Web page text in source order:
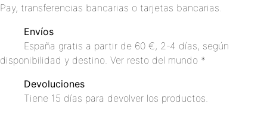
Pay, transferencias bancarias o tarjetas bancarias.
Envíos
España gratis a partir de 60 €, 2-4 días, según
disponibilidad y destino. Ver resto del mundo *
Devoluciones
Tiene 15 días para devolver los productos.